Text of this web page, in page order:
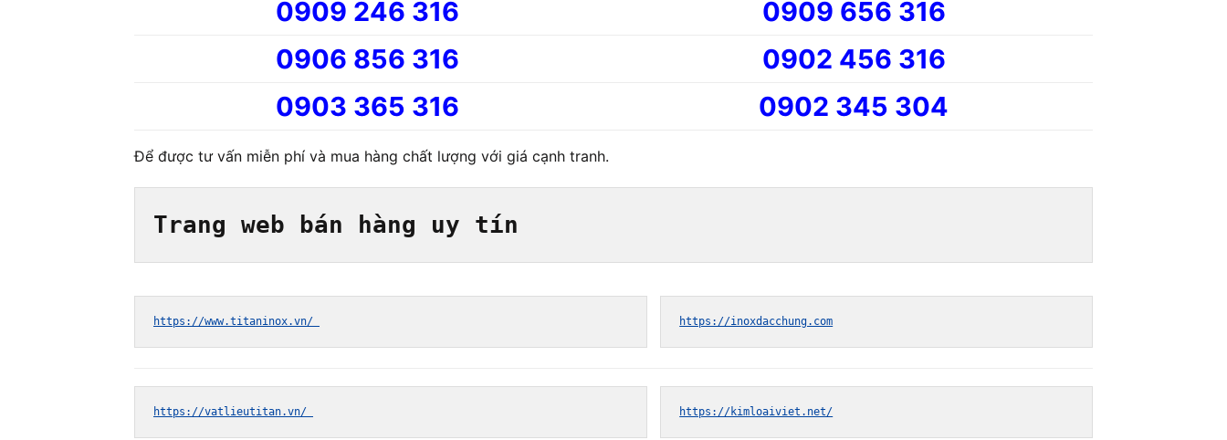
0909 246 316
0909 656 316
0906 856 316
0902 456 316
0903 365 316
0902 345 304
Để được tư vấn miễn phí và mua hàng chất lượng với giá cạnh tranh.
Trang web bán hàng uy tín
https://www.titaninox.vn/ https://inoxdacchung.com
https://vatlieutitan.vn/ https://kimloaiviet.net/